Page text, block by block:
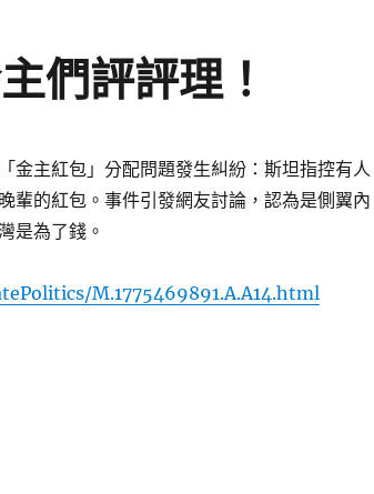
們評評理！
金主紅包」分配問題發生糾紛：斯坦指控有人
輩的紅包。事件引發網友討論，認為是側翼內
是為了錢。
M.1775469891.A.A14.html
金主們評評理！〉